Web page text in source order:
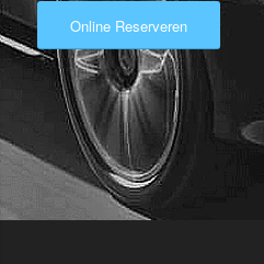
Online Reserveren